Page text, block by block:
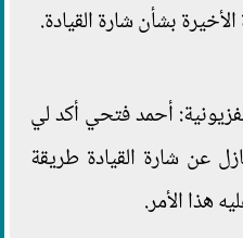
بشأن شارة القيادة.
أحمد فتحي أكد لي
عن شارة القيادة طريقة
هذا الأمر.